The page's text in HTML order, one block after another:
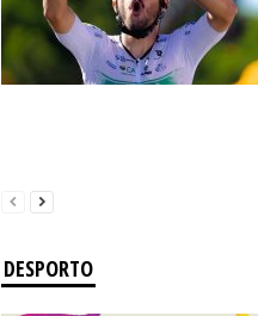
DESPORTO